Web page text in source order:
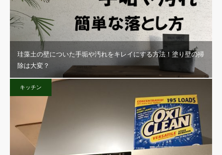
珪藻土の壁についた手垢や汚れをキレイにする方法！塗り壁の掃
除は大変？
キッチン